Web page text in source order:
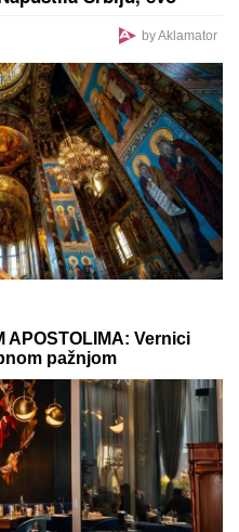
za ponedeljak, 10.
diže ruke od riba, a
PRAVI SKANDAL na
PLjAČKA VEKA U
među
za plasman dalje
Razmišlja da
Elita 10